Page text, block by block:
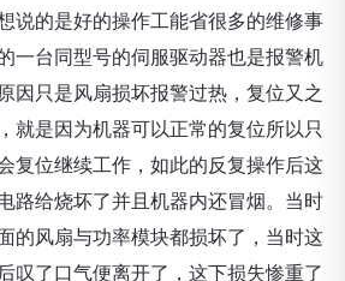
说的是好的操作工能省很多的维修事
一台同型号的伺服驱动器也是报警机
因只是风扇损坏报警过热，复位又之
就是因为机器可以正常的复位所以只
复位继续工作，如此的反复操作后这
路给烧坏了并且机器内还冒烟。当时
的风扇与功率模块都损坏了，当时这
叹了口气便离开了，这下损失惨重了